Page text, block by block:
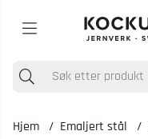
Hjem Emaljert stål